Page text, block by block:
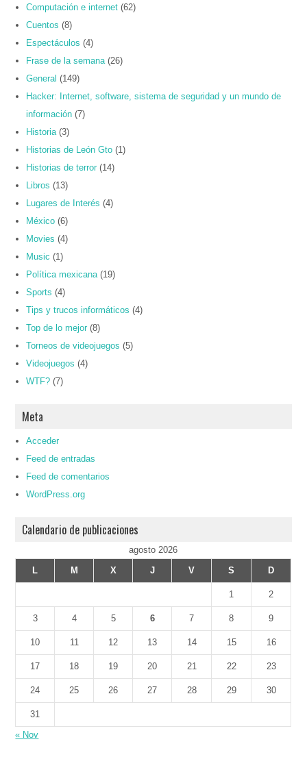
Computación e internet (62)
Cuentos (8)
Espectáculos (4)
Frase de la semana(26)
General (149)
Hacker: Internet, software, sistema de seguridad y un mundo de
información (7)
Historia(3)
Historias de León Gto (1)
Historias de terror (14)
Libros (13)
Lugares de Interés (4)
México (6)
Movies (4)
Music (1)
Política mexicana(19)
Sports (4)
Tips y trucos informáticos (4)
Top de lo mejor (8)
Torneos de videojuegos (5)
Videojuegos (4)
WTF? (7)
Meta
Acceder
Feed de entradas
Feed de comentarios
WordPress.org
Calendario de publicaciones
agosto 2026
L
M X J V S D
1 2
3 4 5 6 7 8 9
10 11 12 13 14 15 16
17 18 19 20 21 22 23
24 25 26 27 28 29 30
31
« Nov